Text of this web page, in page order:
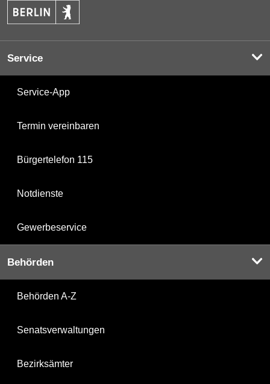
Service
Service-App
Termin vereinbaren
Bürgertelefon 115
Notdienste
Gewerbeservice
Behörden
Behörden A-Z
Senatsverwaltungen
Bezirksämter